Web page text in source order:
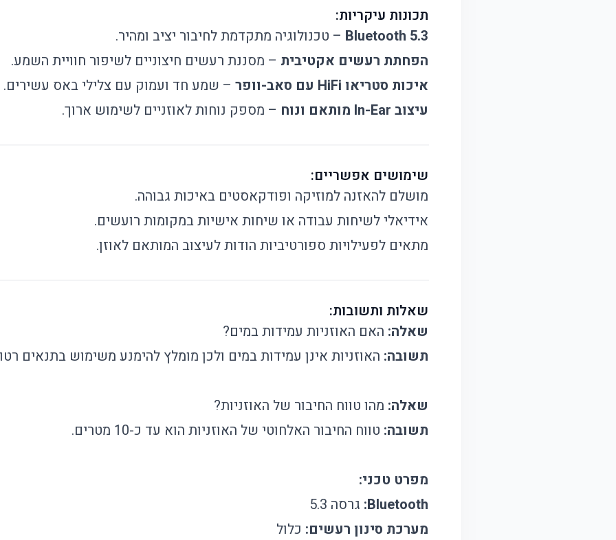
תכונות עיקריות:
Bluetooth 5.3 – טכנולוגיה מתקדמת לחיבור יציב ומהיר.
הפחתת רעשים אקטיבית – מסננת רעשים חיצוניים לשיפור חוויית השמע.
איכות סטריאו HiFi עם סאב-וופר
– שמע חד ועמוק עם צלילי באס עשירים.
עיצוב In-Ear מותאם ונוח
– מספק נוחות לאוזניים לשימוש ארוך.
שימושים אפשריים:
מושלם להאזנה למוזיקה ופודקאסטים באיכות גבוהה.
אידיאלי לשיחות עבודה או שיחות אישיות במקומות רועשים.
מתאים לפעילויות ספורטיביות הודות לעיצוב המותאם לאוזן.
שאלות ותשובות:
שאלה: האם האוזניות עמידות במים?
תשובה: האוזניות אינן עמידות במים ולכן מומלץ להימנע משימוש בתנאים
שאלה: מהו טווח החיבור של האוזניות?
תשובה: טווח החיבור האלחוטי של האוזניות הוא עד כ-10 מטרים.
מפרט טכני:
Bluetooth: גרסה 5.3
מערכת סינון רעשים: כלול